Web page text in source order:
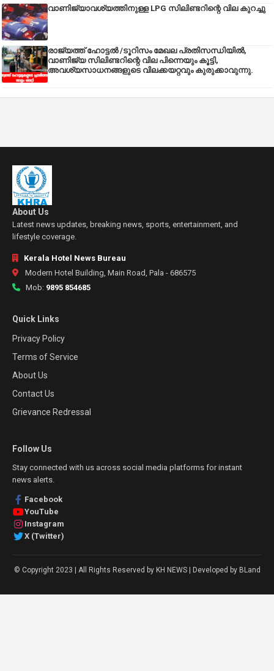
വാണിജ്യാവശ്യത്തിനുള്ള LPG സിലിണ്ടറിന്റെ വില കുറച്ചു
രാജ്യത്ത് ഹോട്ടൽ /ടൂറിസം മേഖല പ്രതിസന്ധിയിൽ,
വാണിജ്യ സിലിണ്ടറിന്റെ വില പിന്നെയും കൂട്ടി,
അവശ്യസാധനങ്ങളുടെ വിലക്കയറ്റവും കുരുക്കാവുന്നു.
About Us
Latest news updates, breaking news, sports, entertainment, and
lifestyle coverage.
Kerala Hotel News Bureau
Modern Hotel Building, Main Road, Pala - 686575
Mob: 9895 854685
Quick Links
Privacy Policy
Terms of Service
About Us
Contact Us
Grievance Redressal
Follow Us
Stay connected with us across social media platforms for instant
news alerts.
Facebook
YouTube
Instagram
X (Twitter)
© Copyright 2023 | All Rights Reserved by KH NEWS | Developed by BLand